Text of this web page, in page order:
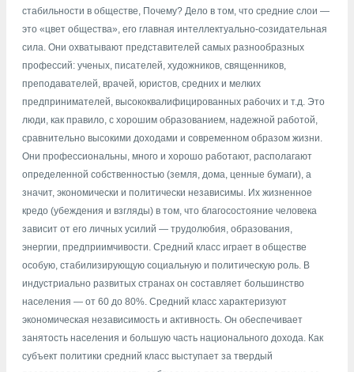
стабильности в обществе, Почему? Дело в том, что средние слои —
это «цвет общества», его главная интеллектуально-созидательная
сила. Они охватывают представителей самых разнообразных
профессий: ученых, писателей, художников, священников,
преподавателей, врачей, юристов, средних и мелких
предпринимателей, высококвалифицированных рабочих и т.д. Это
люди, как правило, с хорошим образованием, надежной работой,
сравнительно высокими доходами и современном образом жизни.
Они профессиональны, много и хорошо работают, располагают
определенной собственностью (земля, дома, ценные бумаги), а
значит, экономически и политически независимы. Их жизненное
кредо (убеждения и взгляды) в том, что благосостояние человека
зависит от его личных усилий — трудолюбия, образования,
энергии, предприимчивости. Средний класс играет в обществе
особую, стабилизирующую социальную и политическую роль. В
индустриально развитых странах он составляет большинство
населения — от 60 до 80%. Средний класс характеризуют
экономическая независимость и активность. Он обеспечивает
занятость населения и большую часть национального дохода. Как
субъект политики средний класс выступает за твердый